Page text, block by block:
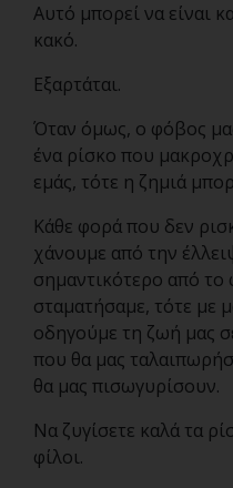
Αυτό μπορεί να είναι
κακό.
Εξαρτάται.
Όταν όμως, ο φόβος
ένα ρίσκο που
εμάς, τότε η ζημιά
Κάθε φορά που δεν
χάνουμε από την
σημαντικότερο από
σταματήσαμε, τότε με
οδηγούμε τη ζωή μας
που θα μας
θα μας πισωγυρίσουν.
Να ζυγίσετε καλά τα
φίλοι.